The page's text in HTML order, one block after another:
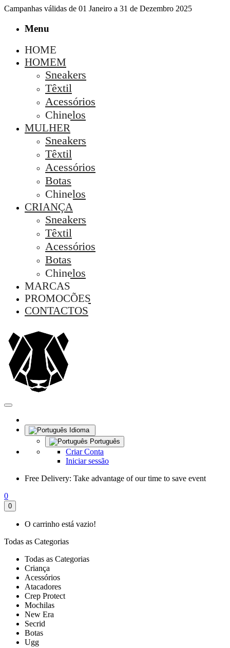
Campanhas válidas de 01 Janeiro a 31 de Dezembro 2025
Menu
HOME
HOMEM
Sneakers
Têxtil
Acessórios
Chinelos
MULHER
Sneakers
Têxtil
Acessórios
Botas
Chinelos
CRIANÇA
Sneakers
Têxtil
Acessórios
Botas
Chinelos
MARCAS
PROMOÇÕES
CONTACTOS
Idioma
Português
Criar Conta
Iniciar sessão
Free Delivery: Take advantage of our time to save event
0
0
O carrinho está vazio!
Todas as Categorias
Todas as Categorias
Criança
Acessórios
Atacadores
Crep Protect
Mochilas
New Era
Secrid
Botas
Ugg